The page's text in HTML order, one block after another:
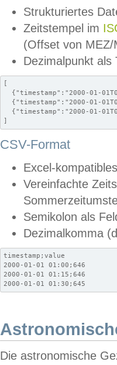
Strukturiertes
Zeitstempel im
(Offset von MEZ/
Dezimalpunkt als
[
{"timestamp":"2000-01-
{"timestamp":"2000-01-
{"timestamp":"2000-01-
]
CSV-Format
Excel-
Vereinfachte
Semikolon als
Dezimalkomma
timestamp;value
2000-01-01 01:00;646
2000-01-01 01:15;646
2000-01-01 01:30;645
Die astronomische